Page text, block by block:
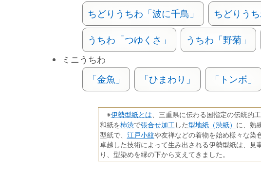
ちどりうちわ「波に千鳥」 ちどりうち
うちわ「つゆくさ」 うちわ「野菊」
ミニうちわ
「金魚」 「ひまわり」 「トンボ」
※伊勢型紙とは、三重県に伝わる国指定の伝統的工
和紙を柿渋で張合せ加工した型地紙（渋紙） に、熟
型紙で、 江戸小紋や友禅などの着物を始め様々な染
卓越した技術によって生み出される伊勢型紙は、
り、型染めを縁の下から支えてきました。